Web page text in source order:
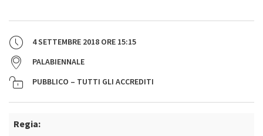
4 SETTEMBRE 2018 ORE 15:15
PALABIENNALE
PUBBLICO – TUTTI GLI ACCREDITI
Regia: